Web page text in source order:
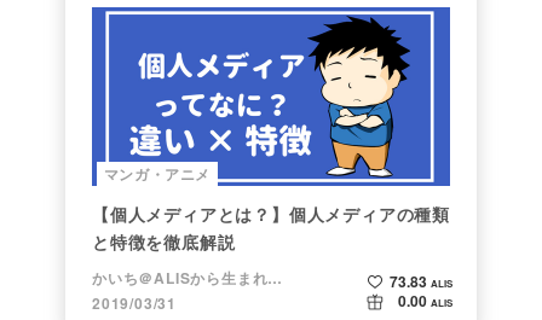
マンガ・アニメ
【個人メディアとは？】個人メディアの種類
と特徴を徹底解説
かいち＠ALISから生まれた漫画家
2019/03/31
73.83 ALIS
0.00 ALIS